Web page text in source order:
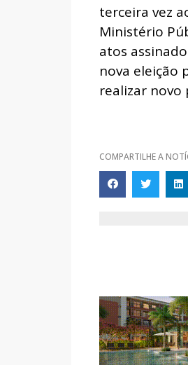
terceira vez
Ministério
atos
nova eleição
realizar novo
COMPARTILHE A